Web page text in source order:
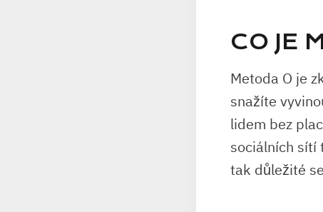
CO JE
Metoda O je
snažíte
lidem bez
sociálních sítí
tak důležité